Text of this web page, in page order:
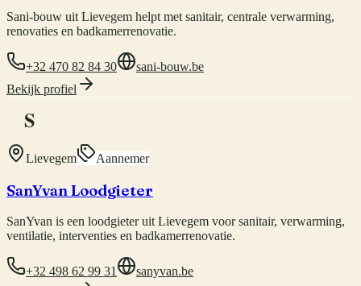
Sani-bouw uit Lievegem helpt met sanitair, centrale verwarming,
renovaties en badkamerrenovatie.
+32 470 82 84 30
sani-bouw.be
Bekijk profiel
S
Lievegem Aannemer
SanYvan Loodgieter
SanYvan is een loodgieter uit Lievegem voor sanitair, verwarming,
ventilatie, interventies en badkamerrenovatie.
+32 498 62 99 31
sanyvan.be